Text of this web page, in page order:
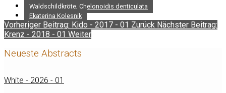
Waldschildkröte, Chelonoidis denticulata
Ekaterina Kolesnik
Vorheriger Beitrag: Kido - 2017 - 01 Zurück Nächster Beitrag:
Krenz - 2018 - 01 Weiter
Neueste Abstracts
White - 2026 - 01